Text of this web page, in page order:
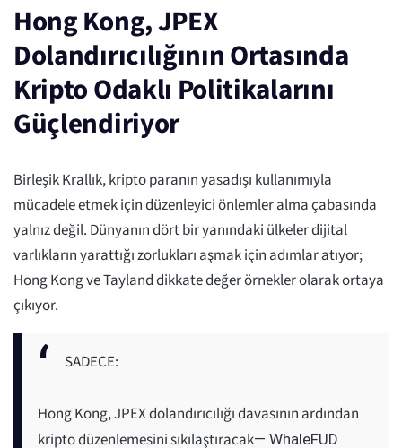
Hong Kong, JPEX
Dolandırıcılığının Ortasında
Kripto Odaklı Politikalarını
Güçlendiriyor
Birleşik Krallık, kripto paranın yasadışı kullanımıyla
mücadele etmek için düzenleyici önlemler alma çabasında
yalnız değil. Dünyanın dört bir yanındaki ülkeler dijital
varlıkların yarattığı zorlukları aşmak için adımlar atıyor;
Hong Kong ve Tayland dikkate değer örnekler olarak ortaya
çıkıyor.
SADECE:
Hong Kong, JPEX dolandırıcılığı davasının ardından
kripto düzenlemesini sıkılaştıracak— WhaleFUD